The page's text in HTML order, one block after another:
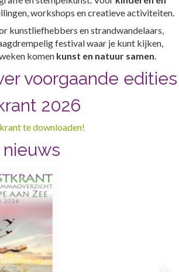
workshops en creatieve activiteiten.
kunstliefhebbers en strandwandelaars,
festival waar je kunt kijken,
komen kunst en natuur samen.
voorgaande edities
2026
te downloaden!